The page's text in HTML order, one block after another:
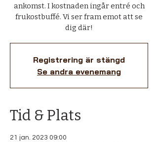
ankomst. I kostnaden ingår entré och
frukostbuffé. Vi ser fram emot att se
dig där!
Registrering är stängd
Se andra evenemang
Tid & Plats
21 jan. 2023 09:00